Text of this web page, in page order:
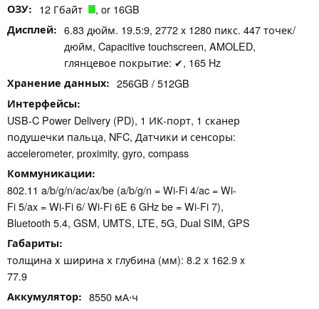
ОЗУ 12 Гбайт , or 16GB
Дисплей
6.83 дюйм. 19.5:9, 2772 x 1280 пикс. 447 точек/
дюйм, Capacitive touchscreen, AMOLED,
глянцевое покрытие: ✔, 165 Hz
Хранение данных 256GB / 512GB
Интерфейсы
USB-C Power Delivery (PD), 1 ИК-порт, 1 сканер
подушечки пальца, NFC, Датчики и сенсоры:
accelerometer, proximity, gyro, compass
Коммуникации
802.11 a/​b/​g/​n/​ac/​ax/​be (a/b/g/n = Wi-Fi 4/ac = Wi-
Fi 5/ax = Wi-Fi 6/ Wi-Fi 6E 6 GHz be = Wi-Fi 7),
Bluetooth 5.4, GSM, UMTS, LTE, 5G, Dual SIM, GPS
Габариты
толщина х ширина х глубина (мм): 8.2 x 162.9 x
77.9
Аккумулятор 8550 мА⋅ч